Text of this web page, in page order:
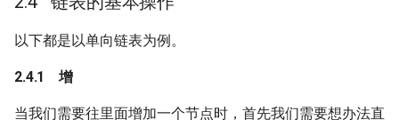
以下都是以单向链表为例。
增
当我们需要往里面增加一个节点时，首先我们需要想办法直